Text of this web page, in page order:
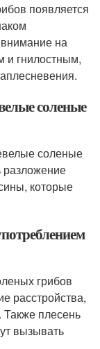
появляется
на
и гнилостным,
соленые
соленые
разложение
которые
грибов
расстройства,
Также плесень
вызывать